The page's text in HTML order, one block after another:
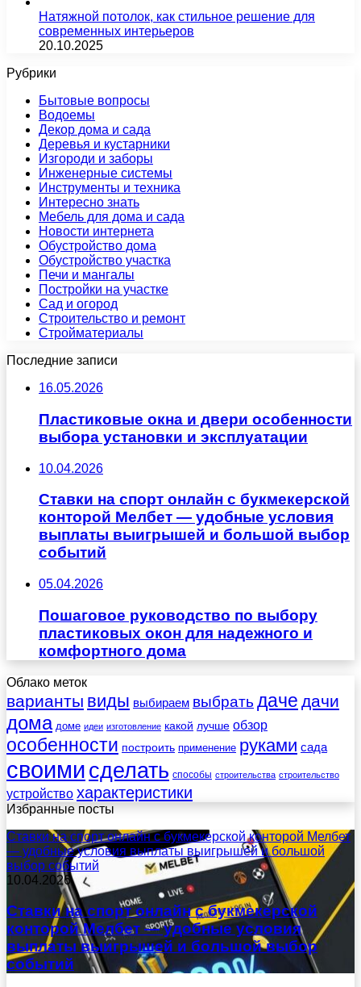
Натяжной потолок, как стильное решение для
современных интерьеров
20.10.2025
Рубрики
Бытовые вопросы
Водоемы
Декор дома и сада
Деревья и кустарники
Изгороди и заборы
Инженерные системы
Инструменты и техника
Интересно знать
Мебель для дома и сада
Новости интернета
Обустройство дома
Обустройство участка
Печи и мангалы
Постройки на участке
Сад и огород
Строительство и ремонт
Стройматериалы
Последние записи
16.05.2026
Пластиковые окна и двери особенности
выбора установки и эксплуатации
10.04.2026
Ставки на спорт онлайн с букмекерской
конторой Мелбет — удобные условия
выплаты выигрышей и большой выбор
событий
05.04.2026
Пошаговое руководство по выбору
пластиковых окон для надежного и
комфортного дома
Облако меток
варианты виды выбираем выбрать даче дачи
дома доме идеи изготовление какой лучше обзор
особенности построить применение руками сада
своими сделать способы строительства строительство
устройство характеристики
Избранные посты
Ставки на спорт онлайн с букмекерской конторой Мелбет
— удобные условия выплаты выигрышей и большой
выбор событий
10.04.2026
Ставки на спорт онлайн с букмекерской
конторой Мелбет — удобные условия
выплаты выигрышей и большой выбор
событий